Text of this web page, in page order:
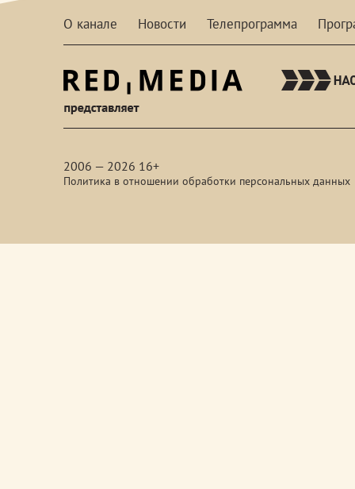
О канале Новости Телепрограмма
2006 — 2026 16+
Политика в отношении обработки персональных данных